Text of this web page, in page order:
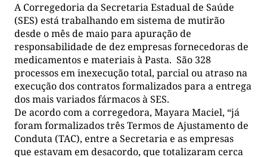
A Corregedoria da Secretaria Estadual de Saúde
(SES) está trabalhando em sistema de mutirão
desde o mês de maio para apuração de
responsabilidade de dez empresas fornecedoras de
medicamentos e materiais à Pasta. São 328
processos em inexecução total, parcial ou atraso na
execução dos contratos formalizados para a entrega
dos mais variados fármacos à SES.
De acordo com a corregedora, Mayara Maciel, “já
foram formalizados três Termos de Ajustamento de
Conduta (TAC), entre a Secretaria e as empresas
que estavam em desacordo, que totalizaram cerca